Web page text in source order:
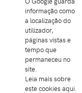
informação como
a localização do
utilizador,
páginas vistas e
tempo que
permaneceu no
site.
Leia mais sobre
este cookiesaqui